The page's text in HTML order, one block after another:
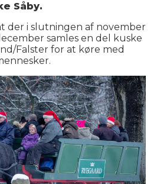
Såby.
der i slutningen af november
samles en del kuske
Falster for at køre med